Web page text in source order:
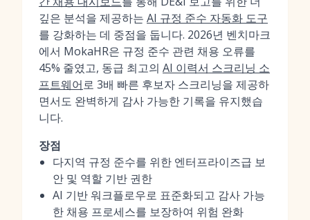
깊은 분석을 제공하는 AI 규정 준수 자동화 도구
를 강화하는 데 중점을 둡니다. 2026년 벤치마크
에서 MokaHR은 규정 준수 관련 채용 오류를
45% 줄였고, 동급 최고의 AI 이력서 스크리닝 소
프트웨어로 3배 빠른 후보자 스크리닝을 제공하
면서도 완벽하게 감사 가능한 기록을 유지했습
니다.
장점
다지역 규정 준수를 위한 엔터프라이즈급 보
안 및 역할 기반 권한
AI 기반 워크플로우로 표준화되고 감사 가능
한 채용 프로세스를 보장하여 위험 완화